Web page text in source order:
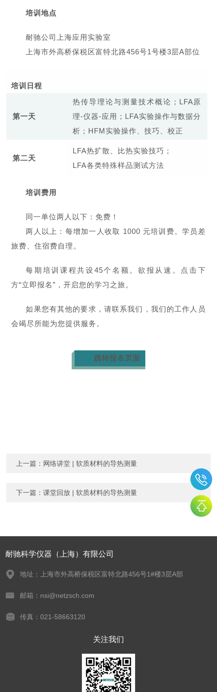
培训地点
耐驰公司上海应用实验室
上海市外高桥保税区富特北路456号1号楼3层A部位
培训日程
第一天
热传导理论与测量技术概论；LFA原
理-仪器-应用；LFA实验操作与数据分
析；HFM实验操作、技巧、校正
第二天
LFA热扩散、比热实验技巧；
LFA各类特殊样品测试方法
培训费用
同一单位两人以下：免费 ！
两人以上：每增加一人收取 1000 元培训费。学员差
旅费、住宿费自理。
每期培训课程共设45个名额。欲报从速。点击下
方“立即报名”，开启您的学习之旅。
如果您有其他的要求，请联系我们，我们的工作人员
会竭尽所能为您提供服务。
跳转报名页面
上一篇： 网络讲堂 | 软质材料的导热测量
下一篇：课堂回放 | 软质材料的导热测量
耐驰科学仪器（上海）有限公司
地址：上海市外高桥保税区富特北路456号1#楼3层A部
邮箱：nsi@netzsch.com
传真：021-58663120
关注我们